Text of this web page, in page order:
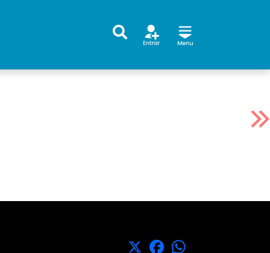
X Facebook